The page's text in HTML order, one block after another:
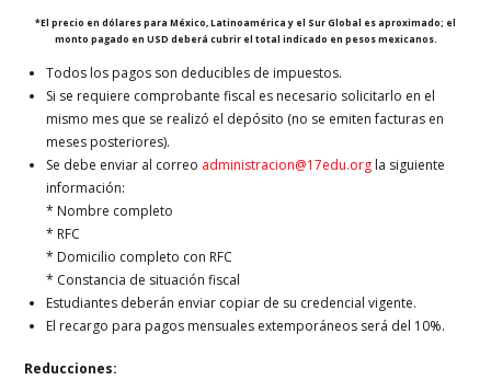
*El precio en dólares para México, Latinoamérica y el Sur Global es aproximado; el
monto pagado en USD deberá cubrir el total indicado en pesos mexicanos.
Todos los pagos son deducibles de impuestos.
Si se requiere comprobante fiscal es necesario solicitarlo en el
mismo mes que se realizó el depósito (no se emiten facturas en
meses posteriores).
Se debe enviar al correo administracion@17edu.org la siguiente
información:
* Nombre completo
* RFC
* Domicilio completo con RFC
* Constancia de situación fiscal
Estudiantes deberán enviar copiar de su credencial vigente.
El recargo para pagos mensuales extemporáneos será del 10%.
Reducciones: